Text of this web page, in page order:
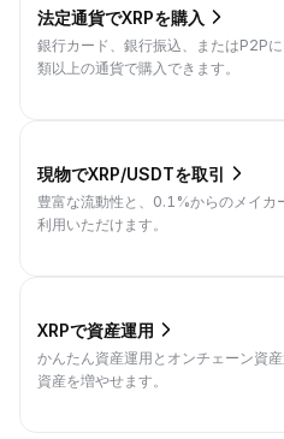
法定通貨でXRPを購入
銀行カード、銀行振込、またはP2P
類以上の通貨で購入できます。
現物でXRP/USDTを取引
豊富な流動性と、0.1%からのメイカ
利用いただけます。
XRPで資産運用
かんたん資産運用とオンチェーン資
資産を増やせます。